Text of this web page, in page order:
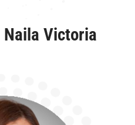
Naila Victoria